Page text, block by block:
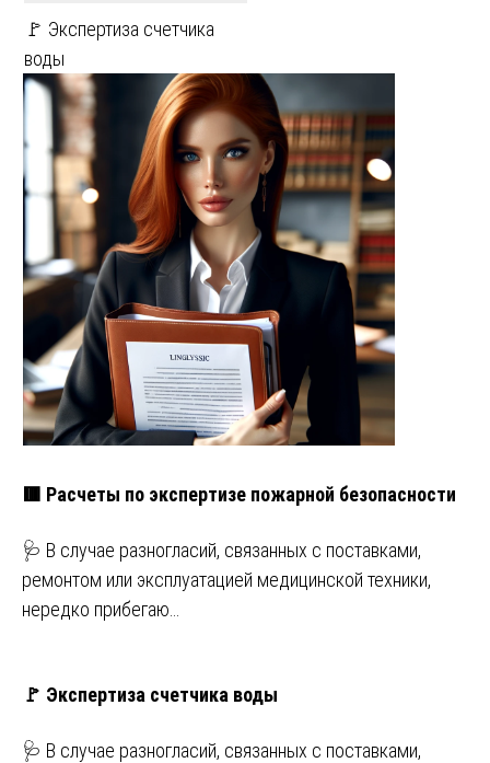
🚩 Экспертиза счетчика
воды
🟥 Расчеты по экспертизе пожарной безопасности
🩺 В случае разногласий, связанных с поставками,
ремонтом или эксплуатацией медицинской техники,
нередко прибегаю…
🚩 Экспертиза счетчика воды
🩺 В случае разногласий, связанных с поставками,